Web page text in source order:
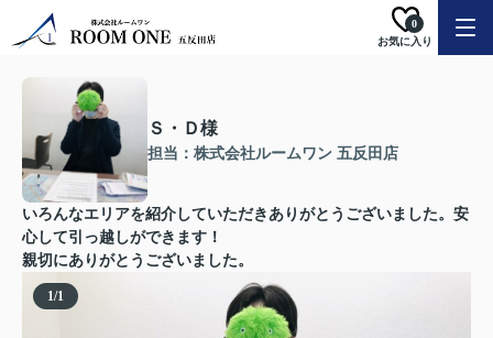
お気に入り
0
Ｓ・Ｄ様
担当：株式会社ルームワン 五反田店
いろんなエリアを紹介していただきありがとうございました。安
心して引っ越しができます！
親切にありがとうございました。
1/1